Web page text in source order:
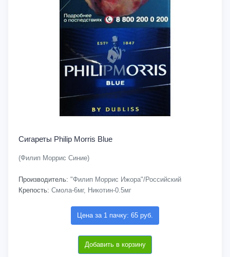
Сигареты Philip Morris Blue
(Филип Моррис Синие)
Производитель: "Филип Моррис Ижора"/Российский
Крепость: Смола-6мг, Никотин-0.5мг
Цена за 1 пачку: 65 руб.
Добавить в корзину